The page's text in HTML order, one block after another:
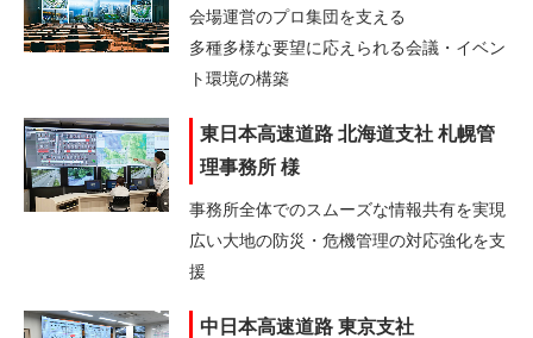
会場運営のプロ集団を支える
多種多様な要望に応えられる会議・イベン
ト環境の構築
東日本高速道路 北海道支社 札幌管
理事務所 様
事務所全体でのスムーズな情報共有を実現
広い大地の防災・危機管理の対応強化を支
援
中日本高速道路 東京支社